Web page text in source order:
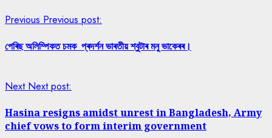
Previous Previous post:
পেৰিছ অলিম্পিকত চমক প্ৰদৰ্শন ভাৰতীয় শ্বুটাৰ মনু ভাকেৰৰ।
Next Next post:
Hasina resigns amidst unrest in Bangladesh, Army
chief vows to form interim government